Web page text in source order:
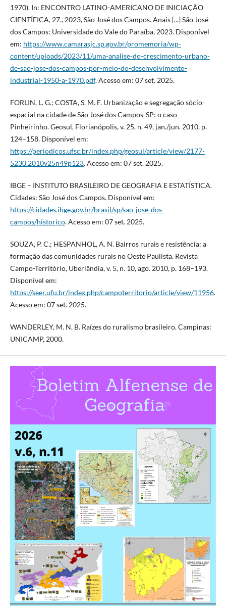
1970). In: ENCONTRO LATINO-AMERICANO DE INICIAÇÃO
CIENTÍFICA, 27., 2023, São José dos Campos. Anais [...] São José
dos Campos: Universidade do Vale do Paraíba, 2023. Disponível
em: https://www.camarasjc.sp.gov.br/promemoria/wp-
content/uploads/2023/11/uma-analise-do-crescimento-urbano-
de-sao-jose-dos-campos-por-meio-do-desenvolvimento-
industrial-1950-a-1970.pdf. Acesso em: 07 set. 2025.
FORLIN, L. G.; COSTA, S. M. F. Urbanização e segregação sócio-
espacial na cidade de São José dos Campos-SP: o caso
Pinheirinho. Geosul, Florianópolis, v. 25, n. 49, jan./jun. 2010, p.
124–158. Disponível em:
https://periodicos.ufsc.br/index.php/geosul/article/view/2177-
5230.2010v25n49p123. Acesso em: 07 set. 2025.
IBGE – INSTITUTO BRASILEIRO DE GEOGRAFIA E ESTATÍSTICA.
Cidades: São José dos Campos. Disponível em:
https://cidades.ibge.gov.br/brasil/sp/sao-jose-dos-
campos/historico. Acesso em: 07 set. 2025.
SOUZA, P. C.; HESPANHOL, A. N. Bairros rurais e resistência: a
formação das comunidades rurais no Oeste Paulista. Revista
Campo-Território, Uberlândia, v. 5, n. 10, ago. 2010, p. 168–193.
Disponível em:
https://seer.ufu.br/index.php/campoterritorio/article/view/11956.
Acesso em: 07 set. 2025.
WANDERLEY, M. N. B. Raízes do ruralismo brasileiro. Campinas:
UNICAMP, 2000.